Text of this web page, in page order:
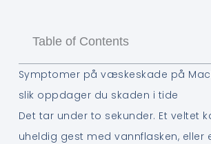
Table of Contents
Symptomer på væskeskade på
slik oppdager du skaden i tide
Det tar under to sekunder. Et veltet
uheldig gest med vannflasken, eller